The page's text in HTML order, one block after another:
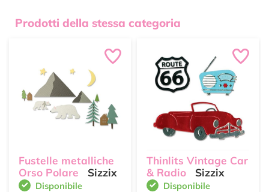
Prodotti della stessa categoria
Fustelle metalliche
Orso Polare
Sizzix
Disponibile
Thinlits Vintage Car
& Radio
Sizzix
Disponibile